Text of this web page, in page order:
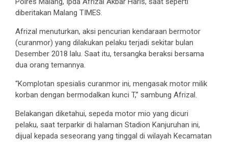
diberitakan Malang TIMES.
Afrizal menuturkan, aksi pencurian kendaraan bermotor
(curanmor) yang dilakukan pelaku terjadi sekitar bulan
Desember 2018 lalu. Saat itu, tersangka beraksi bersama
dua orang temannya.
“Komplotan spesialis curanmor ini, mengasak motor milik
korban dengan bermodalkan kunci T,” sambung Afrizal.
Belakangan diketahui, sepeda motor mio yang dicuri
pelaku, saat terparkir di halaman Stadion Kanjuruhan ini,
dijual kepada seseorang yang tinggal di wilayah Kecamatan